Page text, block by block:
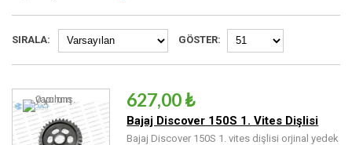
SIRALA: GÖSTER:
627,00 ₺
Bajaj Discover 150S 1. Vites Dişlisi
Bajaj Discover 150S 1. vites dişlisi orjinal yedek